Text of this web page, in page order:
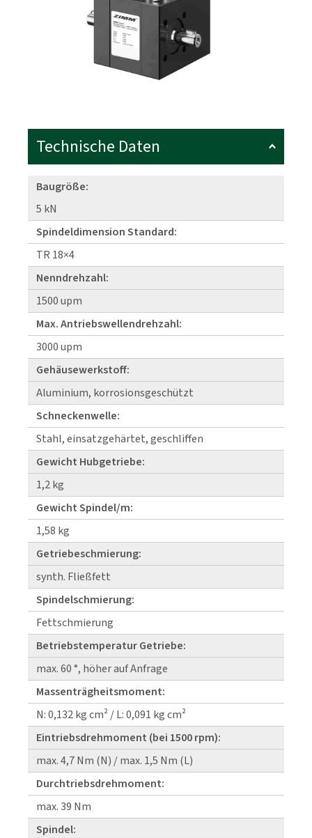
Technische Daten
Baugröße:
5 kN
Spindeldimension Standard:
TR 18×4
Nenndrehzahl:
1500 upm
Max. Antriebswellendrehzahl:
3000 upm
Gehäusewerkstoff:
Aluminium, korrosionsgeschützt
Schneckenwelle:
Stahl, einsatzgehärtet, geschliffen
Gewicht Hubgetriebe:
1,2 kg
Gewicht Spindel/m:
1,58 kg
Getriebeschmierung:
synth. Fließfett
Spindelschmierung:
Fettschmierung
Betriebstemperatur Getriebe:
max. 60 °, höher auf Anfrage
Massenträgheitsmoment:
N: 0,132 kg cm² / L: 0,091 kg cm²
Eintriebsdrehmoment (bei 1500 rpm):
max. 4,7 Nm (N) / max. 1,5 Nm (L)
Durchtriebsdrehmoment:
max. 39 Nm
Spindel: